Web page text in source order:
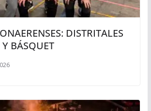
DISTRITALES
BÁSQUET